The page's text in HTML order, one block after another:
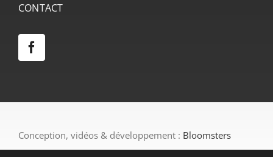
CONTACT
Conception, vidéos & développement : Bloomsters